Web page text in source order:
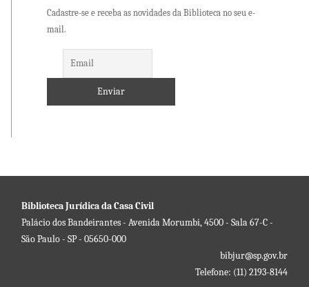
Cadastre-se e receba as novidades da Biblioteca no seu e-
mail.
Biblioteca Jurídica da Casa Civil
Palácio dos Bandeirantes - Avenida Morumbi, 4500 - Sala 67-C -
São Paulo - SP - 05650-000
bibjur@sp.gov.br
Telefone: (11) 2193-8144